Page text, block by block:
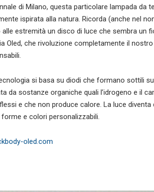
di Milano, questa particolare lampada
ispirata alla natura. Ricorda (anche nel
estremità un disco di luce che sembra un
Oled, che rivoluzione completamente il
si basa su diodi che formano sottili
da sostanze organiche quali l’idrogeno e il
e che non produce calore. La luce
e colori personalizzabili.
oled.com